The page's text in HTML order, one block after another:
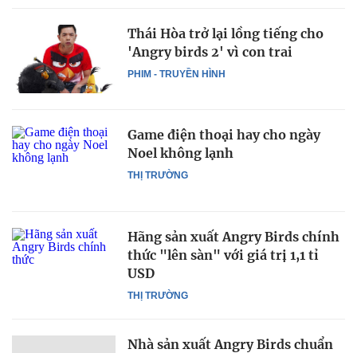
PHIM - TRUYỀN HÌNH
Thái Hòa trở lại lồng tiếng cho
'Angry birds 2' vì con trai
THỊ TRƯỜNG
Game điện thoại hay cho ngày
Noel không lạnh
THỊ TRƯỜNG
Hãng sản xuất Angry Birds chính
thức "lên sàn" với giá trị 1,1 tỉ
USD
Nhà sản xuất Angry Birds chuẩn